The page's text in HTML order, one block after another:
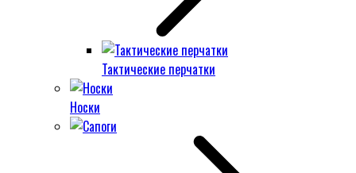
Тактические перчатки
Носки